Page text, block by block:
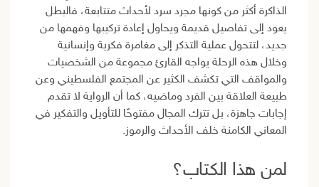
الذاكرة أكثر من كونها مجرد سرد لأحداث متتابعة، فالبطل
يعود إلى تفاصيل قديمة ويحاول إعادة تركيبها وفهمها من
جديد، لتتحول عملية التذكر إلى مغامرة فكرية وإنسانية
وخلال هذه الرحلة يواجه القارئ مجموعة من الشخصيات
والمواقف التي تكشف الكثير عن المجتمع الفلسطيني وعن
طبيعة العلاقة بين الفرد وماضيه، كما أن الرواية لا تقدم
إجابات جاهزة، بل تترك المجال مفتوحًا للتأويل والتفكير في
المعاني الكامنة خلف الأحداث والرموز.
لمن هذا الكتاب؟